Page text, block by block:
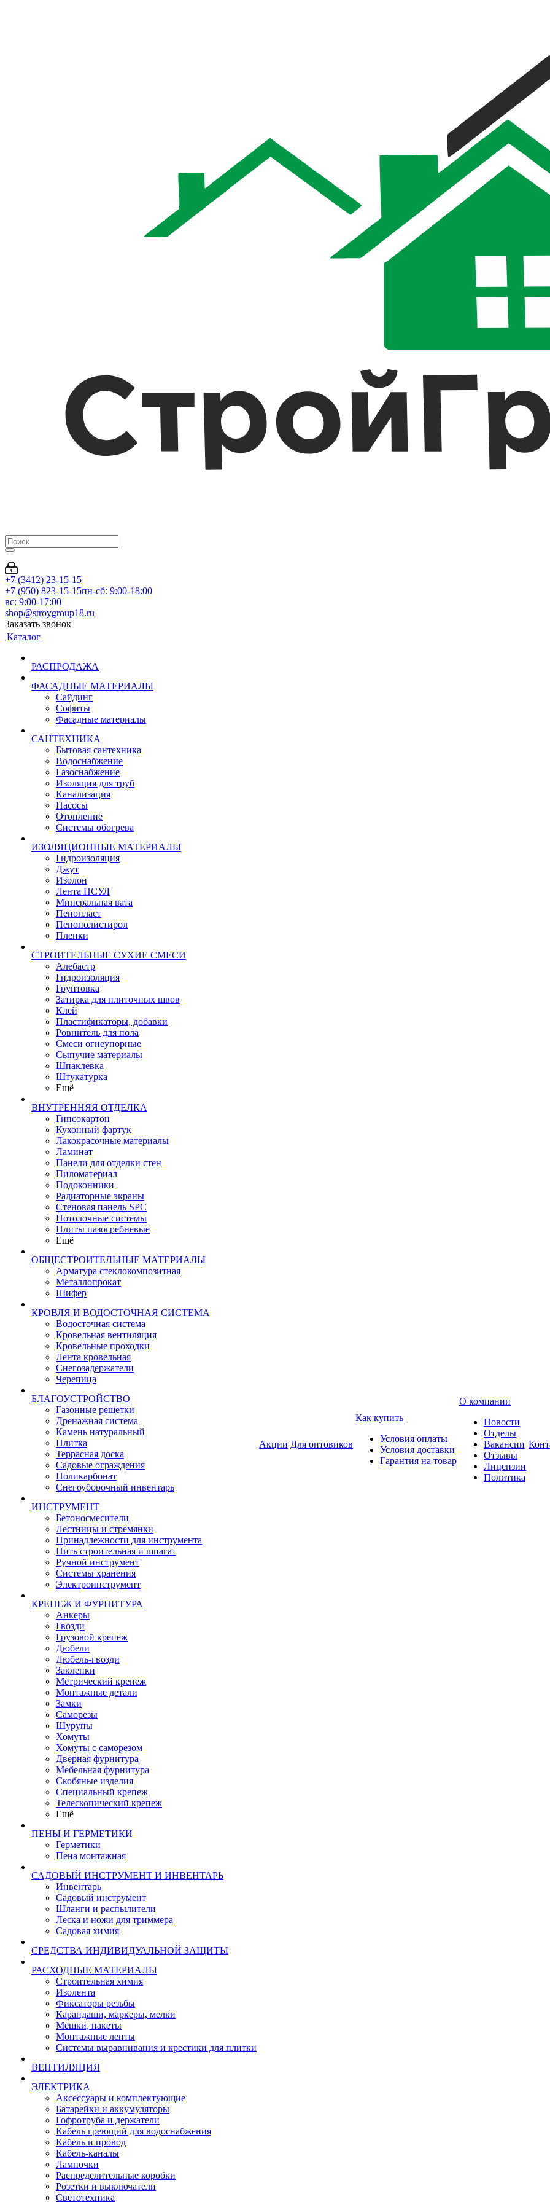
+7 (3412) 23-15-15
+7 (950) 823-15-15пн-сб: 9:00-18:00
вс: 9:00-17:00
shop@stroygroup18.ru
Заказать звонок
Каталог
РАСПРОДАЖА
ФАСАДНЫЕ МАТЕРИАЛЫ
Сайдинг
Софиты
Фасадные материалы
САНТЕХНИКА
Бытовая сантехника
Водоснабжение
Газоснабжение
Изоляция для труб
Канализация
Насосы
Отопление
Системы обогрева
ИЗОЛЯЦИОННЫЕ МАТЕРИАЛЫ
Гидроизоляция
Джут
Изолон
Лента ПСУЛ
Минеральная вата
Пенопласт
Пенополистирол
Пленки
СТРОИТЕЛЬНЫЕ СУХИЕ СМЕСИ
Алебастр
Гидроизоляция
Грунтовка
Затирка для плиточных швов
Клей
Пластификаторы, добавки
Ровнитель для пола
Смеси огнеупорные
Сыпучие материалы
Шпаклевка
Штукатурка
Ещё
ВНУТРЕННЯЯ ОТДЕЛКА
Гипсокартон
Кухонный фартук
Лакокрасочные материалы
Ламинат
Панели для отделки стен
Пиломатериал
Подоконники
Радиаторные экраны
Стеновая панель SPC
Потолочные системы
Плиты пазогребневые
Ещё
ОБЩЕСТРОИТЕЛЬНЫЕ МАТЕРИАЛЫ
Арматура стеклокомпозитная
Металлопрокат
Шифер
КРОВЛЯ И ВОДОСТОЧНАЯ СИСТЕМА
Водосточная система
Кровельная вентиляция
Кровельные проходки
Лента кровельная
Снегозадержатели
Черепица
БЛАГОУСТРОЙСТВО
Газонные решетки
Дренажная система
Камень натуральный
Плитка
Террасная доска
Садовые ограждения
Поликарбонат
Снегоуборочный инвентарь
ИНСТРУМЕНТ
Бетоносмесители
Лестницы и стремянки
Принадлежности для инструмента
Нить строительная и шпагат
Ручной инструмент
Системы хранения
Электроинструмент
КРЕПЕЖ И ФУРНИТУРА
Анкеры
Гвозди
Грузовой крепеж
Дюбели
Дюбель-гвозди
Заклепки
Метрический крепеж
Монтажные детали
Замки
Саморезы
Шурупы
Хомуты
Хомуты с саморезом
Дверная фурнитура
Мебельная фурнитура
Скобяные изделия
Специальный крепеж
Телескопический крепеж
Ещё
ПЕНЫ И ГЕРМЕТИКИ
Герметики
Пена монтажная
САДОВЫЙ ИНСТРУМЕНТ И ИНВЕНТАРЬ
Инвентарь
Садовый инструмент
Шланги и распылители
Леска и ножи для триммера
Садовая химия
СРЕДСТВА ИНДИВИДУАЛЬНОЙ ЗАЩИТЫ
РАСХОДНЫЕ МАТЕРИАЛЫ
Строительная химия
Изолента
Фиксаторы резьбы
Карандаши, маркеры, мелки
Мешки, пакеты
Монтажные ленты
Системы выравнивания и крестики для плитки
ВЕНТИЛЯЦИЯ
ЭЛЕКТРИКА
Аксессуары и комплектующие
Батарейки и аккумуляторы
Гофротруба и держатели
Кабель греющий для водоснабжения
Кабель и провод
Кабель-каналы
Лампочки
Распределительные коробки
Розетки и выключатели
Светотехника
Акции Для оптовиков
Как купить
Условия оплаты
Условия доставки
Гарантия на товар
О компании
Новости
Отделы
Вакансии
Отзывы
Лицензии
Политика